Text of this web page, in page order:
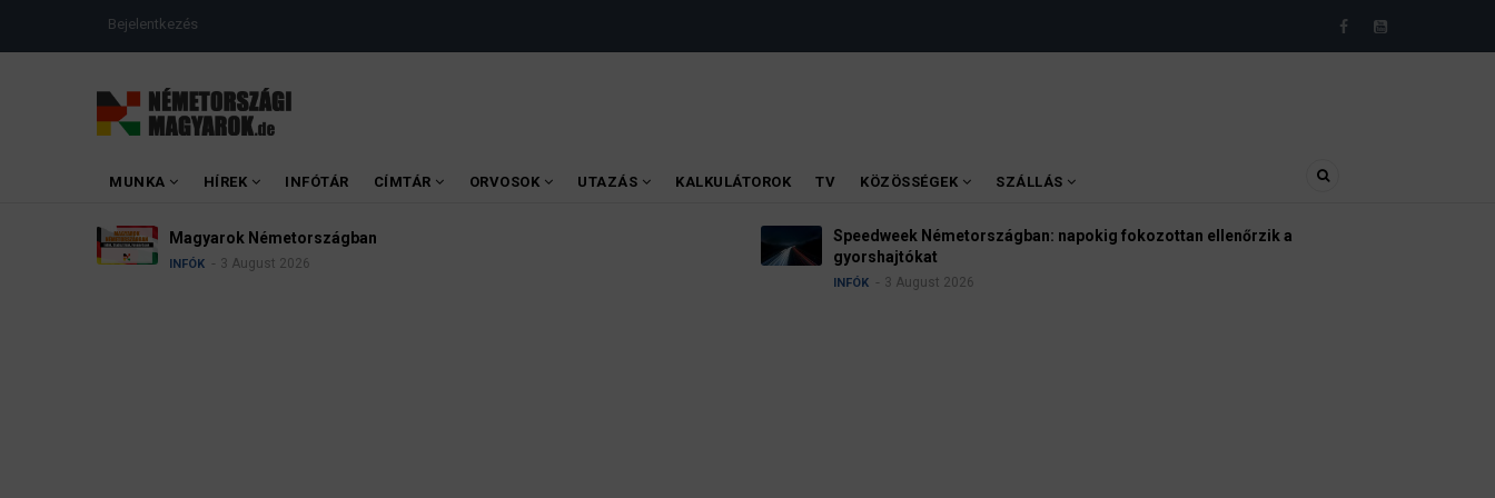
USER
Bejelentkezés
MENU
MUNKA HÍREK INFÓTÁR CÍMTÁR ORVOSOK UTAZÁS KALKULÁTOROK TV KÖZÖSSÉGEK SZÁLLÁS
Speedweek Németországban: napokig fokozottan ellenőrzik a
gyorshajtókat
Robbanóanyaggal felszerelt drónt találtak a lipcsei reptéren
HÍREK INFÓK 5 August 2026